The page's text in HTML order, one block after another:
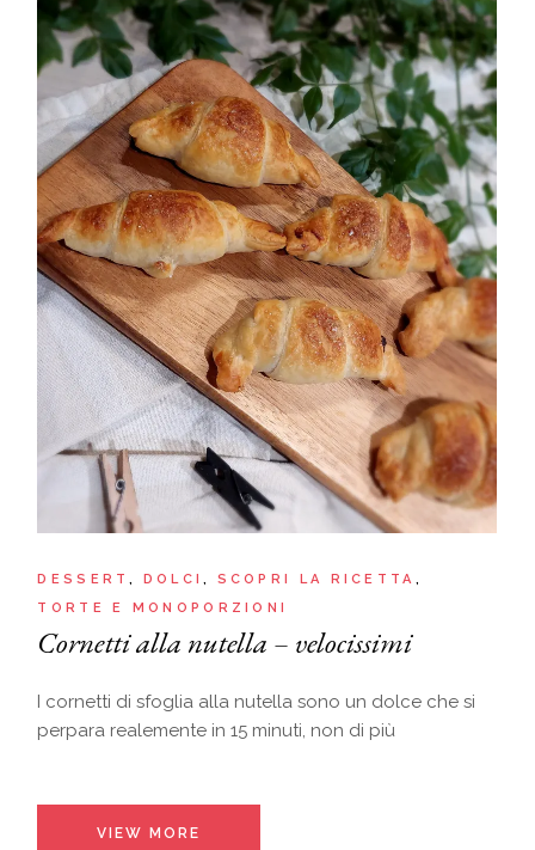
DESSERT DOLCI
SCOPRI LA RICETTA
TORTE E MONOPORZIONI
Cornetti alla nutella – velocissimi
I cornetti di sfoglia alla nutella sono un dolce che si
perpara realemente in 15 minuti, non di più
VIEW MORE